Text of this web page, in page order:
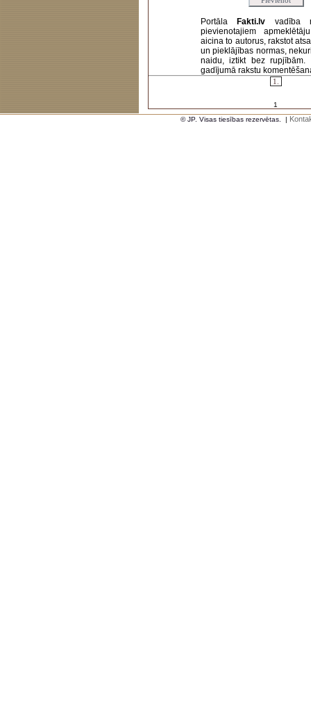
Portāla Fakti.lv vadība
pievienotajiem
aicina to autorus, rakstot
un pieklājības normas,
naidu, iztikt bez rupjībām.
gadījumā rakstu
1.
1
© JP. Visas tiesības rezervētas.
|